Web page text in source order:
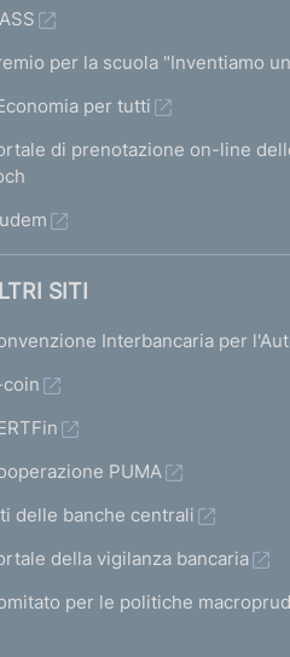
per la scuola "Inventiamo
per tutti
di prenotazione on-line
SITI
Interbancaria per
PUMA
delle banche centrali
della vigilanza bancaria
per le politiche